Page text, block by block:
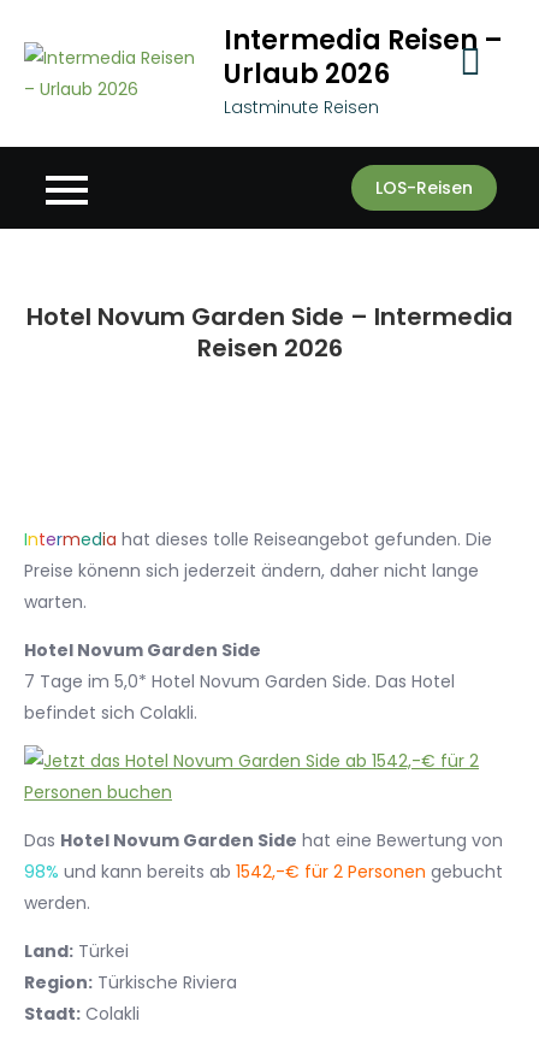
content
Intermedia Reisen –
Urlaub 2026
Lastminute Reisen
LOS-Reisen
Hotel Novum Garden Side – Intermedia
Reisen 2026
Intermedia hat dieses tolle Reiseangebot gefunden. Die
Preise könenn sich jederzeit ändern, daher nicht lange
warten.
Hotel Novum Garden Side
7 Tage im 5,0* Hotel Novum Garden Side. Das Hotel
befindet sich Colakli.
Das Hotel Novum Garden Side hat eine Bewertung von
98% und kann bereits ab 1542,-€ für 2 Personen gebucht
werden.
Land: Türkei
Region: Türkische Riviera
Stadt: Colakli